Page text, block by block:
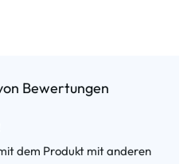
Bewertungen
dem Produkt mit anderen